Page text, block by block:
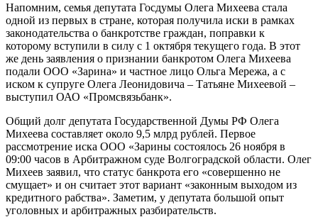
Напомним, семья депутата Госдумы Олега Михеева стала
одной из первых в стране, которая получила иски в рамках
законодательства о банкротстве граждан, поправки к
которому вступили в силу с 1 октября текущего года. В этот
же день заявления о признании банкротом Олега Михеева
подали ООО «Зарина» и частное лицо Ольга Мережа, а с
иском к супруге Олега Леонидовича – Татьяне Михеевой –
выступил ОАО «Промсвязьбанк».
Общий долг депутата Государственной Думы РФ Олега
Михеева составляет около 9,5 млрд рублей. Первое
рассмотрение иска ООО «Зарины состоялось 26 ноября в
09:00 часов в Арбитражном суде Волгоградской области. Олег
Михеев заявил, что статус банкрота его «совершенно не
смущает» и он считает этот вариант «законным выходом из
кредитного рабства». Заметим, у депутата большой опыт
уголовных и арбитражных разбирательств.